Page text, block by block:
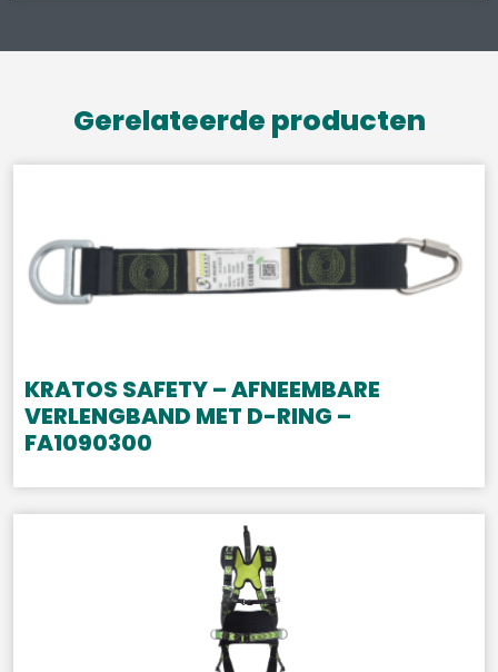
Gerelateerde producten
KRATOS SAFETY – AFNEEMBARE
VERLENGBAND MET D-RING –
FA1090300